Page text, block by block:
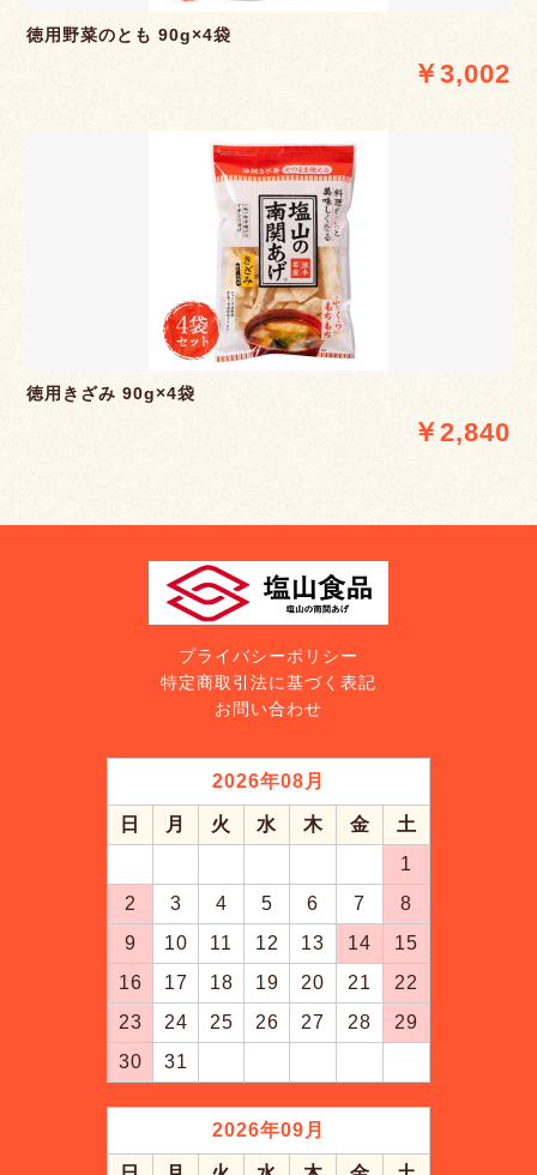
徳用野菜のとも 90g×4袋
￥3,002
徳用きざみ 90g×4袋
￥2,840
プライバシーポリシー
特定商取引法に基づく表記
お問い合わせ
2026年08 月
日 月 火 水 木 金
土
1
2
3 4 5 6 7
8
9
10 11 12 13 14
15
16
17 18 19 20 21
22
23
24 25 26 27 28
29
30
31
2026年09 月